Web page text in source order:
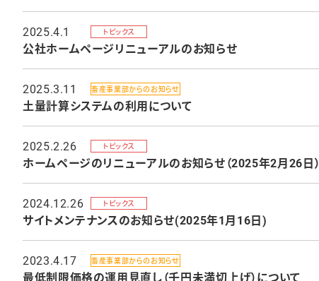
2025.4.1 トピックス
公社ホームページリニューアルのお知らせ
2025.3.11 畜産事業部からのお知らせ
土量計算システムの利用について
2025.2.26 トピックス
ホームページのリニューアルのお知らせ（2025年2月26日）
2024.12.26 トピックス
サイトメンテナンスのお知らせ(2025年1月16日)
2023.4.17 畜産事業部からのお知らせ
最低制限価格の運用見直し（千円未満切上げ）について